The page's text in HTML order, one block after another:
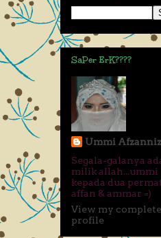
SaPer ErK????
Ummi
Segala-galanya
milik allah...ummi
kepada dua
affan & ammar =)
View my complete
profile